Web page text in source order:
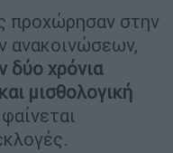
προχώρησαν στην
ανακοινώσεων,
δύο χρόνια
μισθολογική